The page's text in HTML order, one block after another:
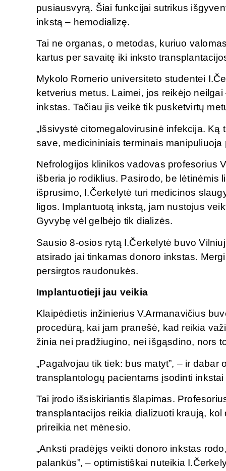
pusiausvyrą. Šiai funkcijai sutrikus
inkstą – hemodializę.
Tai ne organas, o metodas, kuriuo
kartus per savaitę iki inksto
Mykolo Romerio universiteto studentei
ketverius metus. Laimei, jos reikėjo
inkstas. Tačiau jis veikė tik pusketvirtų
„Išsivystė citomegalovirusinė infekcija.
save, medicininiais terminais
Nefrologijos klinikos vadovas profesorius
išberia jo rodiklius. Pasirodo, be lėtinėmis
išprusimo, I.Čerkelytė turi medicinos
ligos. Implantuotą inkstą, jam nustojus
Gyvybę vėl gelbėjo tik dializės.
Sausio 8-osios rytą I.Čerkelytė buvo
atsirado jai tinkamas donoro inkstas.
persirgtos raudonukės.
Implantuotieji jau veikia
Klaipėdietis inžinierius V.Armanavičius
procedūrą, kai jam pranešė, kad reikia
žinia nei pradžiugino, nei išgąsdino, nors
„Pagalvojau tik tiek: bus matyt”, – ir
transplantologų pacientams įsodinti
Tai įrodo išsiskiriantis šlapimas.
transplantacijos reikia dializuoti kraują,
prireikia net mėnesio.
„Anksti pradėjęs veikti donoro inkstas
palankūs”, – optimistiškai nuteikia